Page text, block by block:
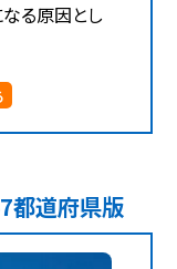
る原因とし
都道府県版